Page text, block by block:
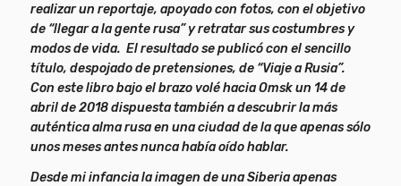
realizar un reportaje, apoyado con fotos, con el objetivo
de “llegar a la gente rusa” y retratar sus costumbres y
modos de vida. El resultado se publicó con el sencillo
título, despojado de pretensiones, de “Viaje a Rusia”.
Con este libro bajo el brazo volé hacia Omsk un 14 de
abril de 2018 dispuesta también a descubrir la más
auténtica alma rusa en una ciudad de la que apenas sólo
unos meses antes nunca había oído hablar.
Desde mi infancia la imagen de una Siberia apenas